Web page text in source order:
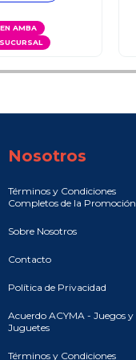
AMBA
Nosotros
Términos y Condiciones
Completos de la Promoción
Sobre Nosotros
Contacto
Política de Privacidad
Acuerdo ACYMA - Juegos y
Juguetes
Términos y Condiciones